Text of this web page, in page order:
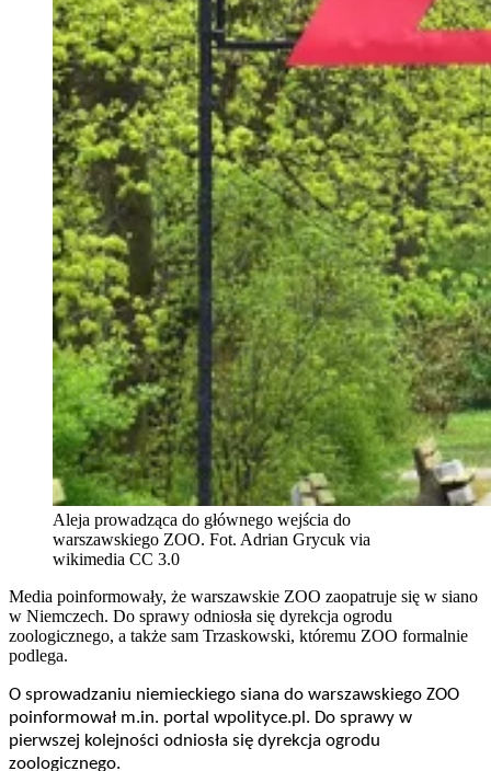
Aleja prowadząca do głównego wejścia do
warszawskiego ZOO. Fot. Adrian Grycuk via
wikimedia CC 3.0
Media poinformowały, że warszawskie ZOO zaopatruje się w siano
w Niemczech. Do sprawy odniosła się dyrekcja ogrodu
zoologicznego, a także sam Trzaskowski, któremu ZOO formalnie
podlega.
O sprowadzaniu niemieckiego siana do warszawskiego ZOO
poinformował m.in. portal wpolityce.pl. Do sprawy w
pierwszej kolejności odniosła się dyrekcja ogrodu
zoologicznego.